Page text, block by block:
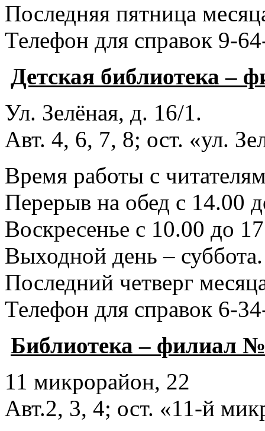
Последняя пятница
Телефон для справок 9-
Детская библиотека –
Ул. Зелёная, д. 16/1.
Авт. 4, 6, 7, 8; ост. «ул.
Время работы с
Перерыв на обед с 14.00
Воскресенье с 10.00 до
Выходной день – суббота.
Последний четверг
Телефон для справок 6-
Библиотека – филиал
11 микрорайон, 22
Авт.2, 3, 4; ост. «11-й